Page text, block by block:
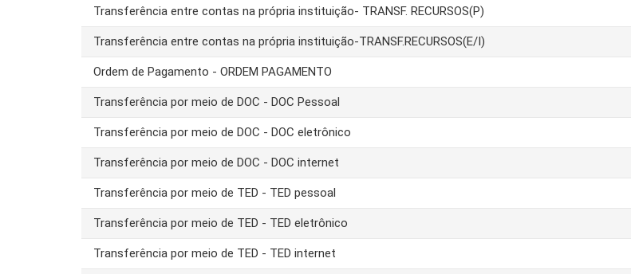
Transferência entre contas na própria instituição- TRANSF. RECURSOS(P)
Transferência entre contas na própria instituição-TRANSF.RECURSOS(E/I)
Ordem de Pagamento - ORDEM PAGAMENTO
Transferência por meio de DOC - DOC Pessoal
Transferência por meio de DOC - DOC eletrônico
Transferência por meio de DOC - DOC internet
Transferência por meio de TED - TED pessoal
Transferência por meio de TED - TED eletrônico
Transferência por meio de TED - TED internet